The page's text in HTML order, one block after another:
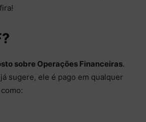
sobre Operações Financeiras.
sugere, ele é pago em qualquer